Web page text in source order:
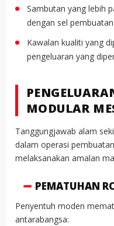
Sambutan yang lebih
dengan sel
Kawalan kualiti yang
pengeluaran yang
MODULAR
Tanggungjawab alam
dalam operasi
melaksanakan amalan
PEMATUHAN
Penyentuh moden
antarabangsa: